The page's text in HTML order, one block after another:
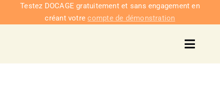
PasserTestez DOCAGE gratuitement et sans engagement en
créant votrecompte de démonstration